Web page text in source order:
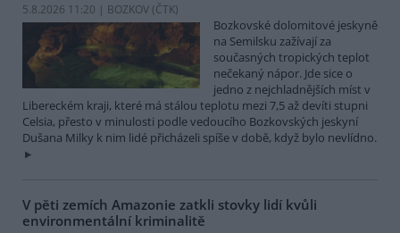
5.8.2026 11:20 | BOZKOV (ČTK)
Bozkovské dolomitové jeskyně
na Semilsku zažívají za
současných tropických teplot
nečekaný nápor. Jde sice o
jedno z nejchladnějších míst v
Libereckém kraji, které má stálou teplotu mezi 7,5 až devíti stupni
Celsia, přesto v minulosti podle vedoucího Bozkovských jeskyní
Dušana Milky k nim lidé přicházeli spíše v době, když bylo nevlídno.
V pěti zemích Amazonie zatkli stovky lidí kvůli
environmentální kriminalitě